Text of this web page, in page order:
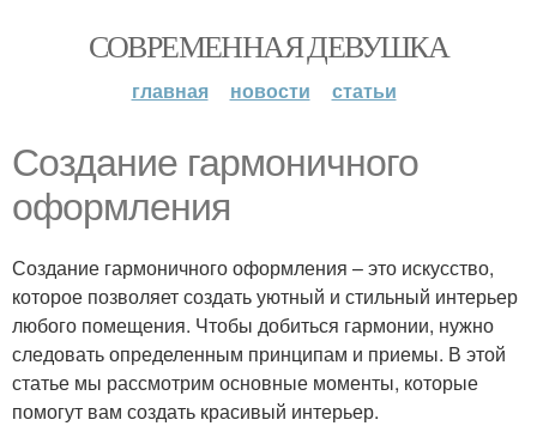
СОВРЕМЕННАЯ ДЕВУШКА
главная новости статьи
Создание гармоничного
оформления
Создание гармоничного оформления – это искусство,
которое позволяет создать уютный и стильный интерьер
любого помещения. Чтобы добиться гармонии, нужно
следовать определенным принципам и приемы. В этой
статье мы рассмотрим основные моменты, которые
помогут вам создать красивый интерьер.